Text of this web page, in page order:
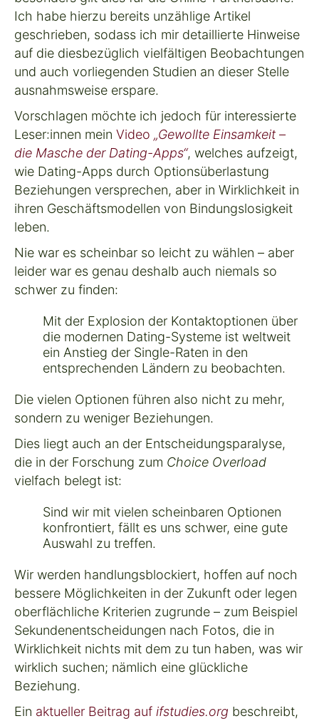
Ich habe hierzu bereits unzählige Artikel
geschrieben, sodass ich mir detaillierte Hinweise
auf die diesbezüglich vielfältigen Beobachtungen
und auch vorliegenden Studien an dieser Stelle
ausnahmsweise erspare.
Vorschlagen möchte ich jedoch für interessierte
Leser:innen mein Video „Gewollte Einsamkeit –
die Masche der Dating-Apps“, welches aufzeigt,
wie Dating-Apps durch Optionsüberlastung
Beziehungen versprechen, aber in Wirklichkeit in
ihren Geschäftsmodellen von Bindungslosigkeit
leben.
Nie war es scheinbar so leicht zu wählen – aber
leider war es genau deshalb auch niemals so
schwer zu finden:
Mit der Explosion der Kontaktoptionen über
die modernen Dating-Systeme ist weltweit
ein Anstieg der Single-Raten in den
entsprechenden Ländern zu beobachten.
Die vielen Optionen führen also nicht zu mehr,
sondern zu weniger Beziehungen.
Dies liegt auch an der Entscheidungsparalyse,
die in der Forschung zum Choice Overload
vielfach belegt ist:
Sind wir mit vielen scheinbaren Optionen
konfrontiert, fällt es uns schwer, eine gute
Auswahl zu treffen.
Wir werden handlungsblockiert, hoffen auf noch
bessere Möglichkeiten in der Zukunft oder legen
oberflächliche Kriterien zugrunde – zum Beispiel
Sekundenentscheidungen nach Fotos, die in
Wirklichkeit nichts mit dem zu tun haben, was wir
wirklich suchen; nämlich eine glückliche
Beziehung.
Ein aktueller Beitrag auf ifstudies.org beschreibt,